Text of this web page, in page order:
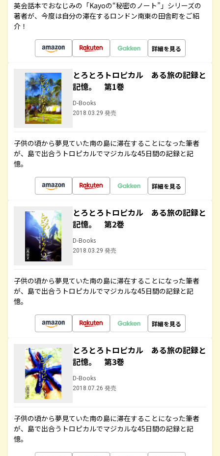
英会話本でおなじみの「Kayoの“秘密のノート”」シリーズの
著者が、今度は自分の滞在するロンドン南東の田舎町をご紹
介！
詳細を見る
とろとろトロピカル ある旅の記録と
記憶。 第1巻
D-Books
2018.03.29 発売
子供の頃から夢見ていた南の島に滞在することになった筆者
が、島で出合うトロピカルでマジカルな45日間の記録と記
憶。
詳細を見る
とろとろトロピカル ある旅の記録と
記憶。 第2巻
D-Books
2018.03.29 発売
子供の頃から夢見ていた南の島に滞在することになった筆者
が、島で出合うトロピカルでマジカルな45日間の記録と記
憶。
詳細を見る
とろとろトロピカル ある旅の記録と
記憶。 第3巻
D-Books
2018.07.26 発売
子供の頃から夢見ていた南の島に滞在することになった筆者
が、島で出合うトロピカルでマジカルな45日間の記録と記
憶。